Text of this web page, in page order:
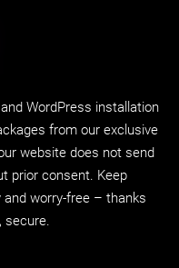
WordPress installation
from our exclusive
website does not send
prior consent. Keep
worry-free – thanks
secure.